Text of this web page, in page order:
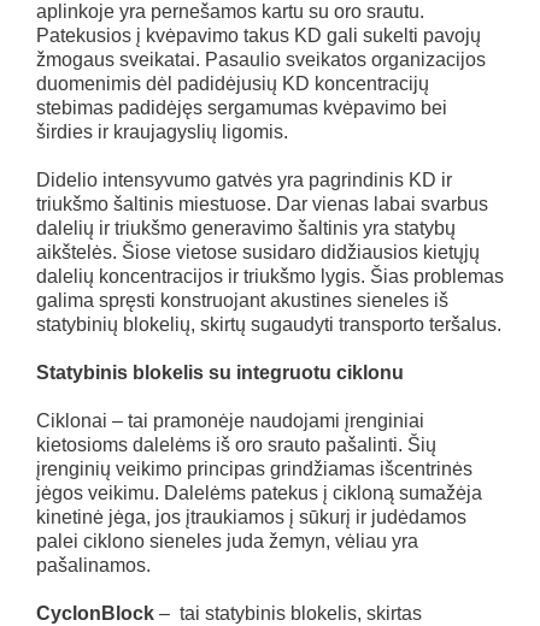
aplinkoje yra pernešamos kartu su oro srautu.
Patekusios į kvėpavimo takus KD gali sukelti pavojų
žmogaus sveikatai. Pasaulio sveikatos organizacijos
duomenimis dėl padidėjusių KD koncentracijų
stebimas padidėjęs sergamumas kvėpavimo bei
širdies ir kraujagyslių ligomis.
Didelio intensyvumo gatvės yra pagrindinis KD ir
triukšmo šaltinis miestuose. Dar vienas labai svarbus
dalelių ir triukšmo generavimo šaltinis yra statybų
aikštelės. Šiose vietose susidaro didžiausios kietųjų
dalelių koncentracijos ir triukšmo lygis. Šias problemas
galima spręsti konstruojant akustines sieneles iš
statybinių blokelių, skirtų sugaudyti transporto teršalus.
Statybinis blokelis su integruotu ciklonu
Ciklonai – tai pramonėje naudojami įrenginiai
kietosioms dalelėms iš oro srauto pašalinti. Šių
įrenginių veikimo principas grindžiamas išcentrinės
jėgos veikimu. Dalelėms patekus į cikloną sumažėja
kinetinė jėga, jos įtraukiamos į sūkurį ir judėdamos
palei ciklono sieneles juda žemyn, vėliau yra
pašalinamos.
CyclonBlock – tai statybinis blokelis, skirtas